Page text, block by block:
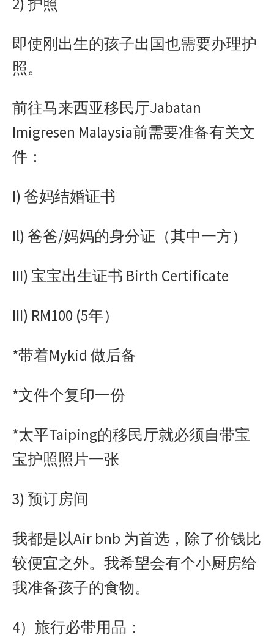
2) 护照
即使刚出生的孩子出国也需要办理护
照。
前往马来西亚移民厅Jabatan
Imigresen Malaysia前需要准备有关文
件：
I) 爸妈结婚证书
Il) 爸爸/妈妈的身分证（其中一方）
III) 宝宝出生证书 Birth Certificate
III) RM100 (5年）
*带着Mykid 做后备
*文件个复印一份
*太平Taiping的移民厅就必须自带宝
宝护照照片一张
3) 预订房间
我都是以Air bnb 为首选，除了价钱比
较便宜之外。我希望会有个小厨房给
我准备孩子的食物。
4）旅行必带用品：